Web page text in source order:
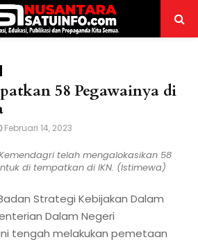
58 Pegawainya di
Februari 14, 2023
telah mengalokasikan 58
di tempatkan di IKN. (Istimewa)
Strategi Kebijakan Dalam
Dalam Negeri
tengah melakukan pemetaan